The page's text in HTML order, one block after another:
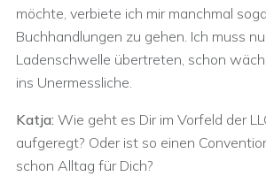
möchte, verbiete ich mir manchmal
Buchhandlungen zu gehen. Ich muss
Ladenschwelle übertreten, schon
ins Unermessliche.
Katja: Wie geht es Dir im Vorfeld der
aufgeregt? Oder ist so einen
schon Alltag für Dich?